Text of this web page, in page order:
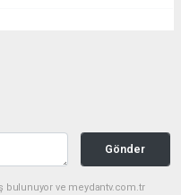
Gönder
bulunuyor ve meydantv.com.tr